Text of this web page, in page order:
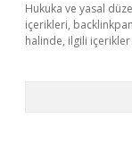
Hukuka ve yasal
içerikleri,
halinde, ilgili içerikler